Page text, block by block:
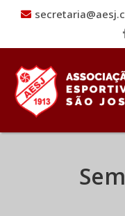
Pular para o conteúdo